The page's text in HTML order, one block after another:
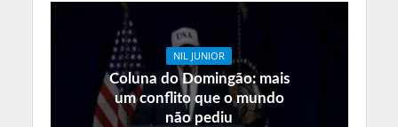
NIL JUNIOR
Coluna do Domingão: mais
um conflito que o mundo
não pediu